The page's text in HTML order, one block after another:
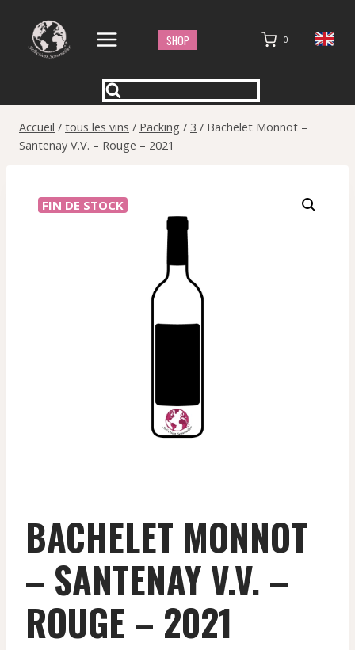
contenu
SHOP 0
Accueil / tous les vins / Packing / 3 / Bachelet Monnot –
Santenay V.V. – Rouge – 2021
FIN DE STOCK
BACHELET MONNOT
– SANTENAY V.V. –
ROUGE – 2021